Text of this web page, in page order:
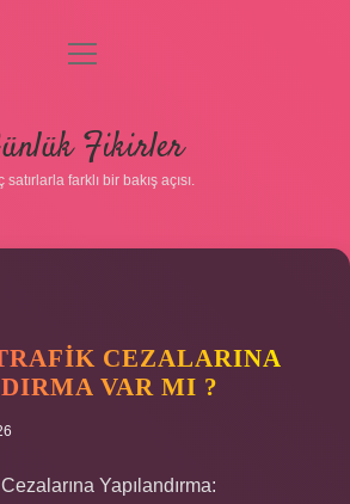
Gizlilik Politikası
Hakkımızda
menüyü
Fikirler
satırlarla farklı bir bakış açısı.
CEZALARINA
VAR MI ?
Yapılandırma: